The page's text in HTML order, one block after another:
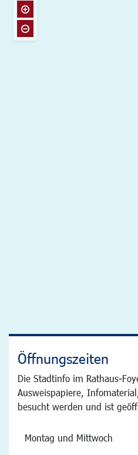
Öffnungszeiten
Die Stadtinfo im Rathaus-
Ausweispapiere,
besucht werden und ist
Montag und Mittwoch